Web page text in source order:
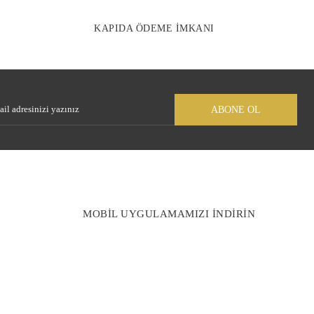
KAPIDA ÖDEME İMKANI
ABONE OL
MOBİL UYGULAMAMIZI İNDİRİN